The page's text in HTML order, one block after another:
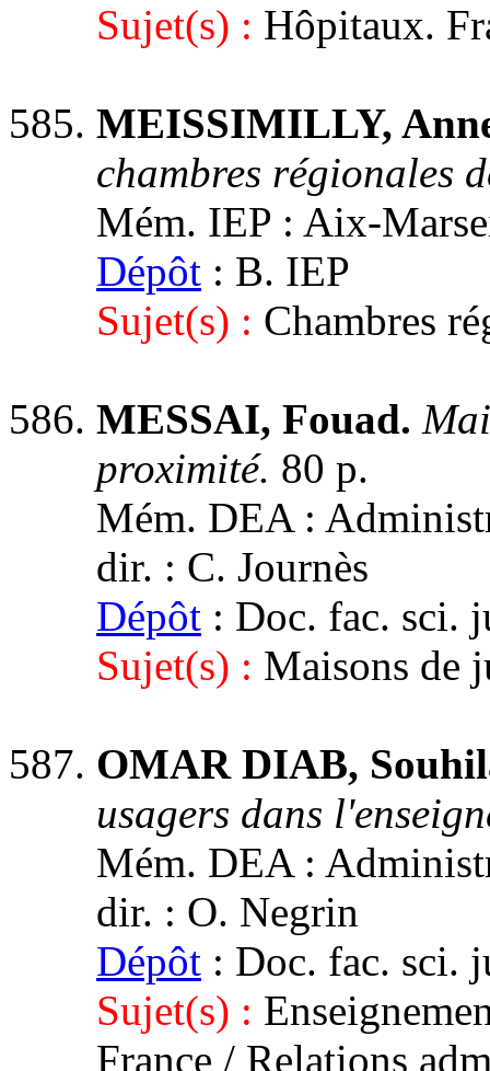
Sujet(s) : Hôpitaux.
MEISSIMILLY,
chambres régionales
Mém. IEP : Aix-
Dépôt : B. IEP
Sujet(s) : Chambres
MESSAI, Fouad.
proximité. 80 p.
Mém. DEA :
dir. : C. Journès
Dépôt : Doc. fac. sci.
Sujet(s) : Maisons de
OMAR DIAB,
usagers dans
Mém. DEA :
dir. : O. Negrin
Dépôt : Doc. fac. sci.
Sujet(s) :
France / Relations